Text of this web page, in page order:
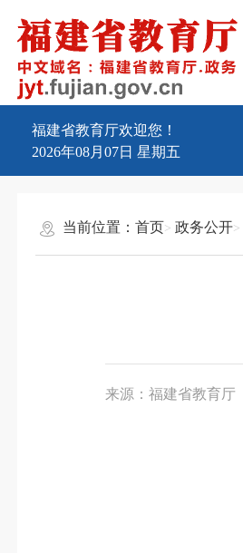
福建省教育厅欢迎您！
2026年08月07日 星期五
当前位置：首页 政务公开
来源：福建省教育厅